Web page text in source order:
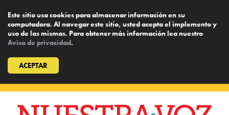
Este sitio usa cookies para almacenar información en su
computadora. Al navegar este sitio, usted acepta el implemento y
uso de las mismas. Para obtener más información lea nuestro
Aviso de privacidad.
ACEPTAR
content